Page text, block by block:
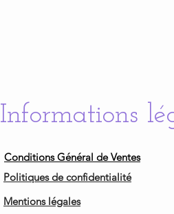
Informations
Conditions Général de Ventes
Politiques de confidentialité
Mentions légales